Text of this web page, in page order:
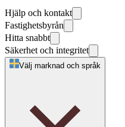
Hjälp och kontakt
Fastighetsbyrån
Hitta snabbt
Säkerhet och integritet
Välj marknad och språk